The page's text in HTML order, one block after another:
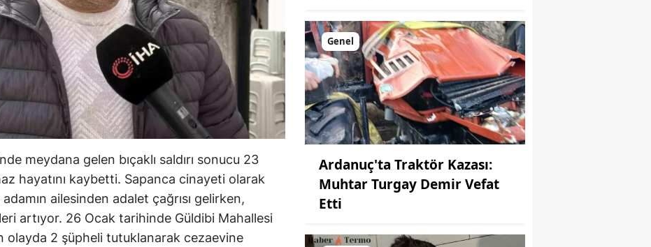
meydana gelen bıçaklı saldırı sonucu 23
hayatını kaybetti. Sapanca cinayeti olarak
ailesinden adalet çağrısı gelirken,
artıyor. 26 Ocak tarihinde Güldibi Mahallesi
olayda 2 şüpheli tutuklanarak cezaevine
Genel
Ardanuç'ta Traktör Kazası:
Muhtar Turgay Demir Vefat
Etti